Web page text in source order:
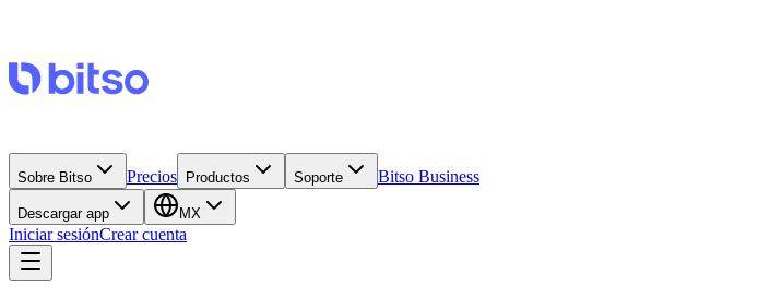
Sobre Bitso Precios Productos Soporte Bitso Business
Descargar app MX
Iniciar sesiónCrear cuenta